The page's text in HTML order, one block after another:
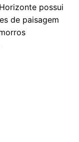
possui
de paisagem